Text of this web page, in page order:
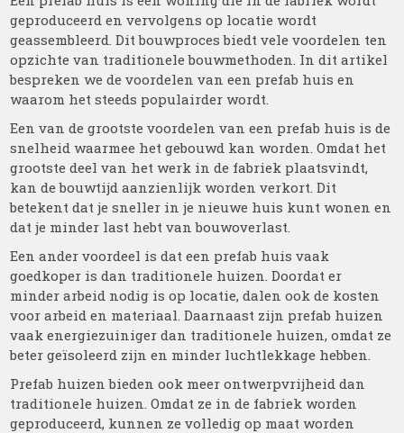
geproduceerd en vervolgens op locatie wordt
geassembleerd. Dit bouwproces biedt vele voordelen ten
opzichte van traditionele bouwmethoden. In dit artikel
bespreken we de voordelen van een prefab huis en
waarom het steeds populairder wordt.
Een van de grootste voordelen van een prefab huis is de
snelheid waarmee het gebouwd kan worden. Omdat het
grootste deel van het werk in de fabriek plaatsvindt,
kan de bouwtijd aanzienlijk worden verkort. Dit
betekent dat je sneller in je nieuwe huis kunt wonen en
dat je minder last hebt van bouwoverlast.
Een ander voordeel is dat een prefab huis vaak
goedkoper is dan traditionele huizen. Doordat er
minder arbeid nodig is op locatie, dalen ook de kosten
voor arbeid en materiaal. Daarnaast zijn prefab huizen
vaak energiezuiniger dan traditionele huizen, omdat ze
beter geïsoleerd zijn en minder luchtlekkage hebben.
Prefab huizen bieden ook meer ontwerpvrijheid dan
traditionele huizen. Omdat ze in de fabriek worden
geproduceerd, kunnen ze volledig op maat worden